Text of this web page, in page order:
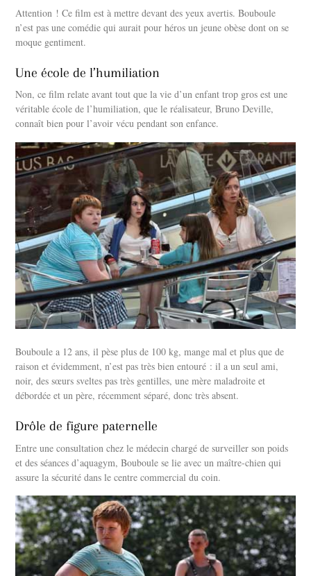
Attention ! Ce film est à mettre devant des yeux avertis. Bouboule
n’est pas une comédie qui aurait pour héros un jeune obèse dont on se
moque gentiment.
Une école de l’humiliation
Non, ce film relate avant tout que la vie d’un enfant trop gros est une
véritable école de l’humiliation, que le réalisateur, Bruno Deville,
connaît bien pour l’avoir vécu pendant son enfance.
Bouboule a 12 ans, il pèse plus de 100 kg, mange mal et plus que de
raison et évidemment, n’est pas très bien entouré : il a un seul ami,
noir, des sœurs sveltes pas très gentilles, une mère maladroite et
débordée et un père, récemment séparé, donc très absent.
Drôle de figure paternelle
Entre une consultation chez le médecin chargé de surveiller son poids
et des séances d’aquagym, Bouboule se lie avec un maître-chien qui
assure la sécurité dans le centre commercial du coin.